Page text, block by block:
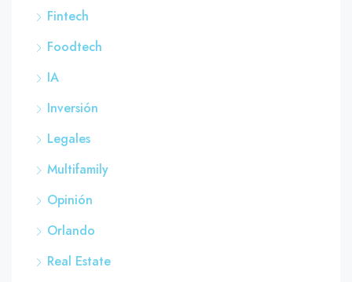
Fintech
Foodtech
IA
Inversión
Legales
Multifamily
Opinión
Orlando
Real Estate